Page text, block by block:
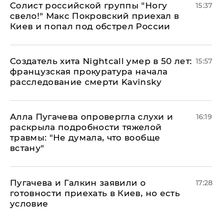
Солист российской группы "Ногу
свело!" Макс Покровский приехал в
Киев и попал под обстрел России
15:37
Создатель хита Nightcall умер в 50 лет:
французская прокуратура начала
расследование смерти Kavinsky
15:57
Алла Пугачева опровергла слухи и
раскрыла подробности тяжелой
травмы: "Не думала, что вообще
встану"
16:19
Пугачева и Галкин заявили о
готовности приехать в Киев, но есть
условие
17:28